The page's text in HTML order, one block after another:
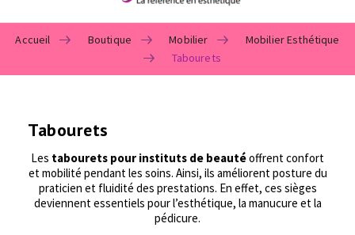
Accueil Boutique Mobilier
Mobilier Esthétique
Tabourets
Tabourets
Les tabourets pour instituts de beautéoffrent confort
et mobilité pendant les soins. Ainsi, ils améliorent posture du
praticien et fluidité des prestations. En effet, ces sièges
deviennent essentiels pour l’esthétique, la manucure et la
pédicure.